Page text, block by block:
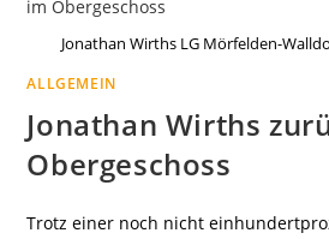
Jonathan Wirths LG Mörfelden-
ALLGEMEIN
Jonathan Wirths
Obergeschoss
Trotz einer noch nicht